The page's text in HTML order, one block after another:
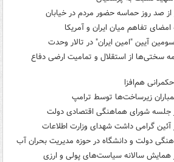
صد روز حماسه حضور مردم در خیابان
تفاهم میان ایران و آمریکا
آیین "امین ایران" در تالار وحدت
سختی‌ها از استقلال و تمامیت ارضی دفاع
هم‌افزا
زیرساخت‌ها توسط ترامپ
شورای هماهنگی اقتصادی دولت
گرامی داشت شهدای وزارت اطلاعات
دولت و دانشگاه در حوزه مدیریت بحران آب
سالانه سیاست‌های پولی و ارزی